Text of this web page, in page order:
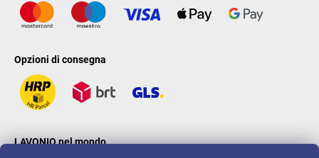
Opzioni di consegna
LAVONIO nel mondo